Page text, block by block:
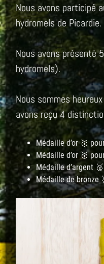
Nous avons participé
hydromels de Picardie.
Nous avons présenté
hydromels).
Nous sommes
avons reçu 4
Médaille d’or 🥇
Médaille d’or 🥇
Médaille d’argent
Médaille de bronze